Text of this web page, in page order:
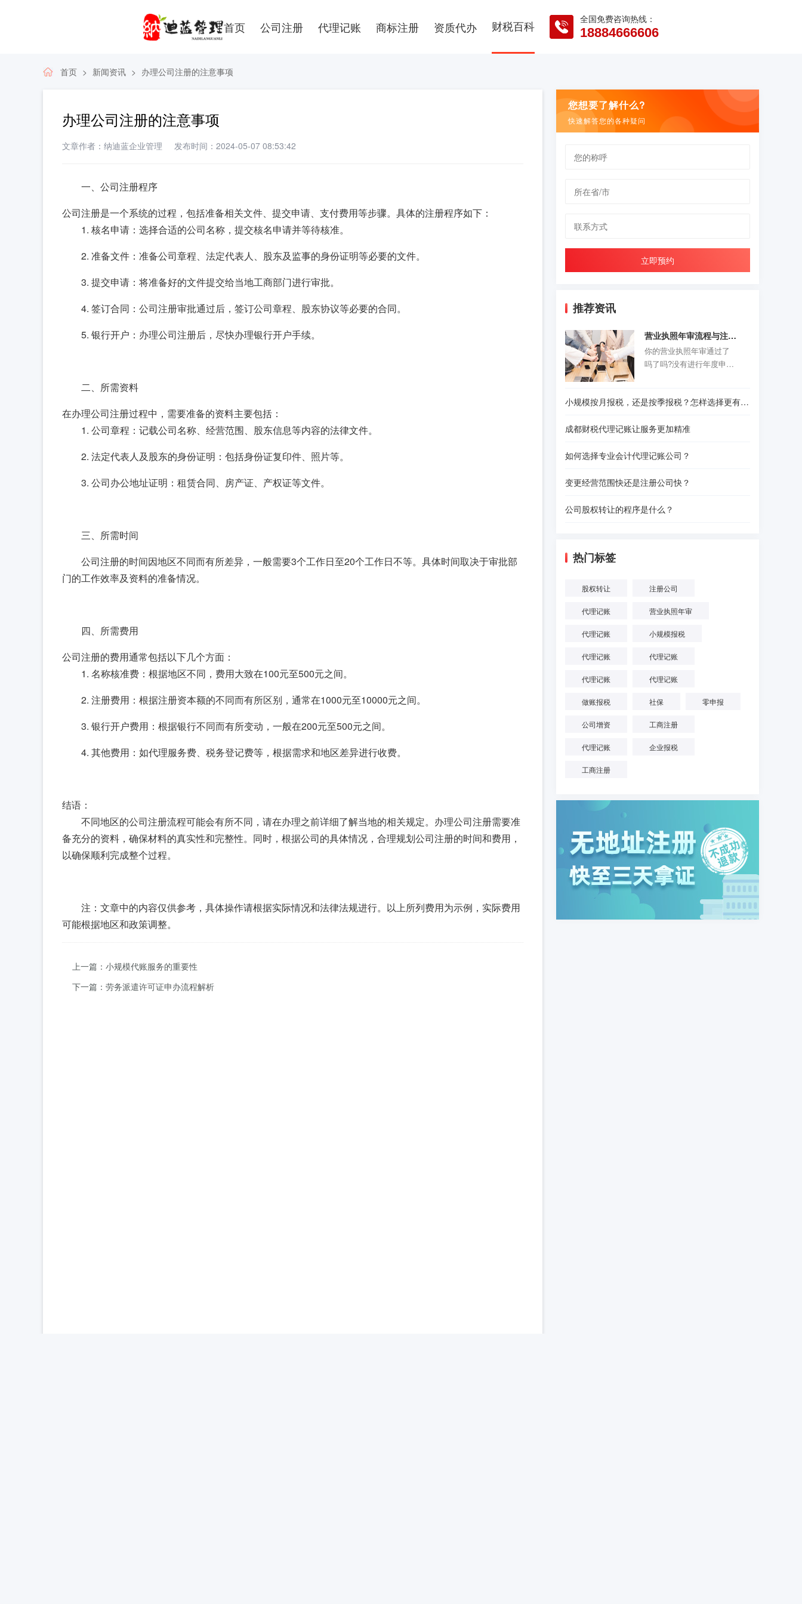
首页 公司注册 代理记账 商标注册 资质代办 财税百科 全国免费咨询热线：
18884666606
首页 新闻资讯 办理公司注册的注意事项
办理公司注册的注意事项
文章作者：纳迪蓝企业管理 发布时间：2024-05-07 08:53:42
一、公司注册程序
公司注册是一个系统的过程，包括准备相关文件、提交申请、支付费用等步骤。具体的注册程序如下：
1. 核名申请：选择合适的公司名称，提交核名申请并等待核准。
2. 准备文件：准备公司章程、法定代表人、股东及监事的身份证明等必要的文件。
3. 提交申请：将准备好的文件提交给当地工商部门进行审批。
4. 签订合同：公司注册审批通过后，签订公司章程、股东协议等必要的合同。
5. 银行开户：办理公司注册后，尽快办理银行开户手续。
二、所需资料
在办理公司注册过程中，需要准备的资料主要包括：
1. 公司章程：记载公司名称、经营范围、股东信息等内容的法律文件。
2. 法定代表人及股东的身份证明：包括身份证复印件、照片等。
3. 公司办公地址证明：租赁合同、房产证、产权证等文件。
三、所需时间
公司注册的时间因地区不同而有所差异，一般需要3个工作日至20个工作日不等。具体时间取决于审批部
门的工作效率及资料的准备情况。
四、所需费用
公司注册的费用通常包括以下几个方面：
1. 名称核准费：根据地区不同，费用大致在100元至500元之间。
2. 注册费用：根据注册资本额的不同而有所区别，通常在1000元至10000元之间。
3. 银行开户费用：根据银行不同而有所变动，一般在200元至500元之间。
4. 其他费用：如代理服务费、税务登记费等，根据需求和地区差异进行收费。
结语：
不同地区的公司注册流程可能会有所不同，请在办理之前详细了解当地的相关规定。办理公司注册需要准
备充分的资料，确保材料的真实性和完整性。同时，根据公司的具体情况，合理规划公司注册的时间和费用，
以确保顺利完成整个过程。
注：文章中的内容仅供参考，具体操作请根据实际情况和法律法规进行。以上所列费用为示例，实际费用
可能根据地区和政策调整。
上一篇：小规模代账服务的重要性
下一篇：劳务派遣许可证申办流程解析
您想要了解什么?
快速解答您的各种疑问
立即预约
推荐资讯
营业执照年审流程与注意事项
你的营业执照年审通过了
吗了吗?没有进行年度申报
取消，改为企业年度报告
公示时间是每年的1月1日-6
位创业者们准备了一份操
悉怎样操作的人作为参
小规模按月报税，还是按季报税？怎样选择更有利？
成都财税代理记账让服务更加精准
如何选择专业会计代理记账公司？
变更经营范围快还是注册公司快？
公司股权转让的程序是什么？
热门标签
股权转让 注册公司
代理记账 营业执照年审
代理记账 小规模报税
代理记账 代理记账
代理记账 代理记账
做账报税 社保 零申报
公司增资 工商注册
代理记账 企业报税
工商注册